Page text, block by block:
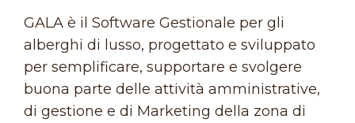
GALA è il Software Gestionale per gli
alberghi di lusso, progettato e sviluppato
per semplificare, supportare e svolgere
buona parte delle attività amministrative,
di gestione e di Marketing della zona di